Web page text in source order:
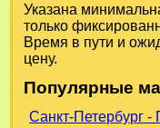
Указана
только
Время в пути и
цену.
Популярные
Санкт-Петербург -